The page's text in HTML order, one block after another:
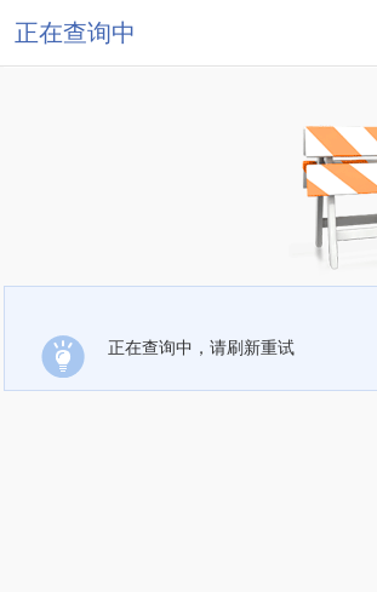
正在查询中
正在查询中，请刷新重试